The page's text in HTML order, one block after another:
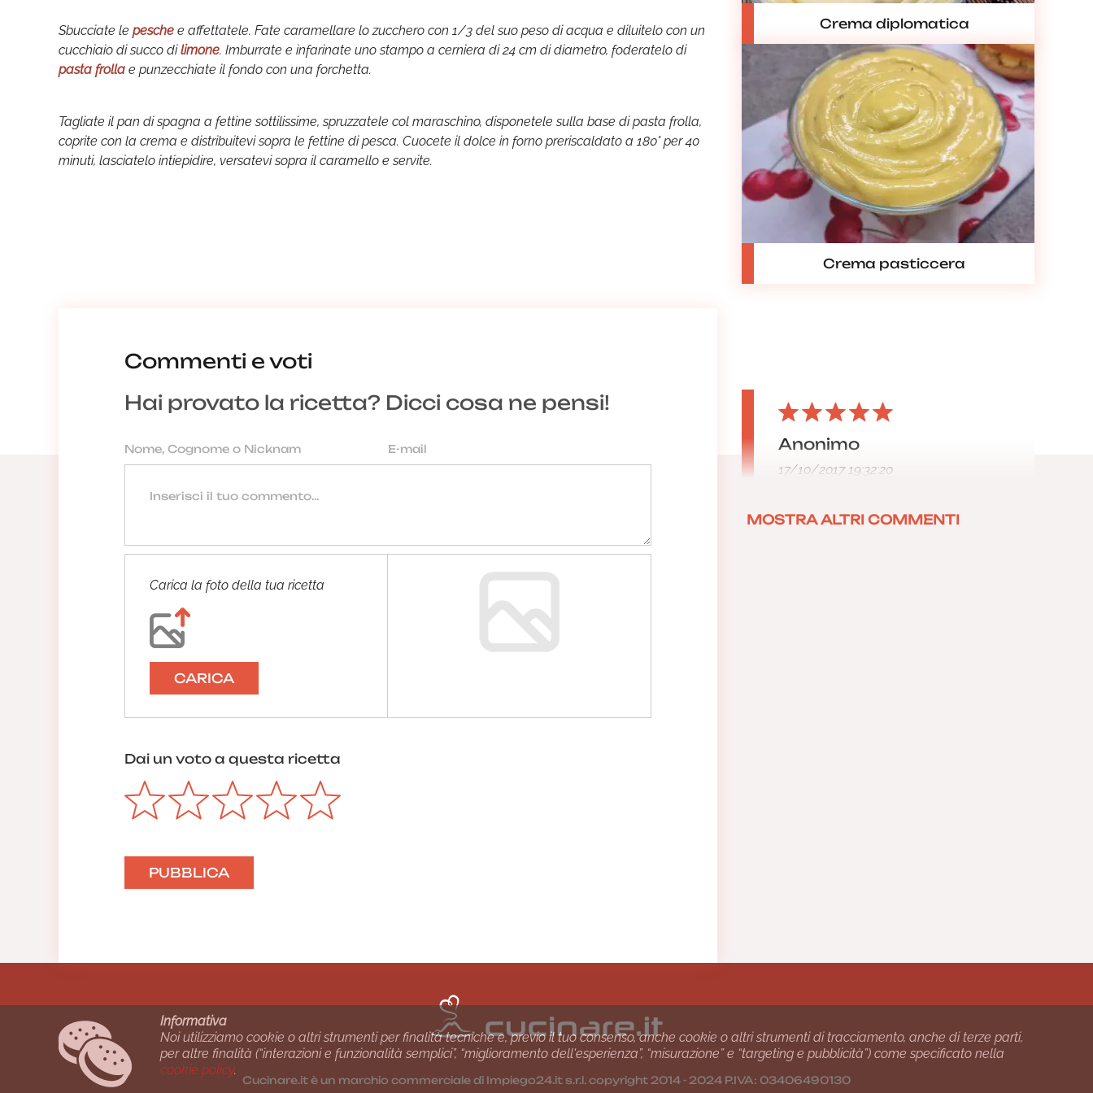
Sbucciate le pesche e affettatele. Fate caramellare lo zucchero con 1/3 del suo peso di acqua e diluitelo con un
cucchiaio di succo dilimone. Imburrate e infarinate uno stampo a cerniera di 24 cm di diametro, foderatelo di
pasta frolla e punzecchiate il fondo con una forchetta.
Tagliate il pan di spagna a fettine sottilissime, spruzzatele col maraschino, disponetele sulla base di pasta frolla,
coprite con la crema e distribuitevi sopra le fettine di pesca. Cuocete il dolce in forno preriscaldato a 180° per 40
minuti, lasciatelo intiepidire, versatevi sopra il caramello e servite.
Crema diplomatica
Crema pasticcera
Commenti e voti
Hai provato la ricetta? Dicci cosa ne pensi!
Carica la foto della tua ricetta
CARICA
Dai un voto a questa ricetta
Anonimo
17/10/2017 19:32:20
MOSTRA ALTRI COMMENTI
Cucinare.it è un marchio commerciale di Impiego24.it s.r.l. copyright 2014 - 2024 P.IVA: 03406490130
Informativa
Noi utilizziamo cookie o altri strumenti per finalità tecniche e, previo il tuo consenso, anche cookie o altri strumenti di tracciamento, anche di terze parti,
per altre finalità (“interazioni e funzionalità semplici”, “miglioramento dell'esperienza”, “misurazione” e “targeting e pubblicità”) come specificato nella
cookie policy.